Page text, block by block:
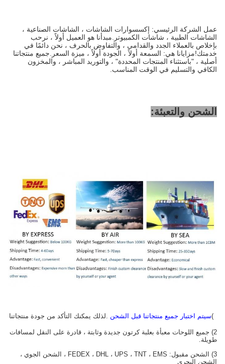
عمل الشركة الرئيسي: إكسسوارات الشاشات ، الشاشات الصناعية ،
الشاشات الطبية ، شاشات الكمبيوتر.مبدأنا هو العميل أولاً ، نرحب
بإخلاص بالعملاء الجدد والقدامى ، والتفاوض بالحرف ، نحن دائمًا في
خدمتك!مزايانا هي: السمعة أولاً ، الجودة أولاً ، ميزة السعر.جميع منتجاتنا
أصلية ، "باستثناء المنتجات المحددة" ، والتوريد المباشر ، والمخزون
الكافي والتسليم في الوقت المناسب.
الشحن والتعبئة:
سيتم اختبار جميع منتجاتنا قبل الشحن .لذلك يمكنك التأكد من جودة منتجاتنا
2) جميع اللوحات معبأة بعلبة كرتون جديدة وثابتة ، قادرة على النقل لمسافات
طويلة.
3) الشحن مقبول: FEDEX ، DHL ، UPS ، TNT ، EMS ، الشحن الجوي ،
الشحن البحري